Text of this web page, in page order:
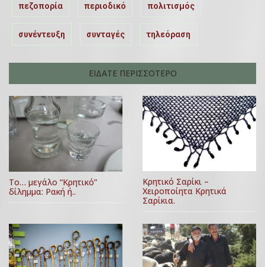
πεζοπορία περιοδικό πολιτισμός
συνέντευξη συνταγές τηλεόραση
ΕΙΔΑΤΕ ΠΕΡΙΣΣΟΤΕΡΟ
Το… μεγάλο “Κρητικό”
δίλημμα: Ρακή ή..
Κρητικό Σαρίκι –
Χειροποίητα Κρητικά
Σαρίκια.